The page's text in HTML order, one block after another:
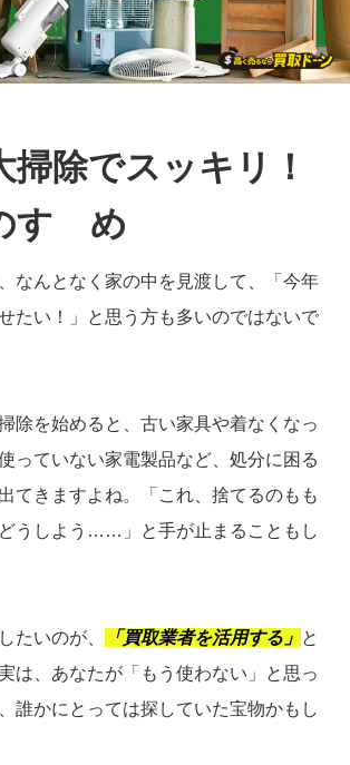
掃除でスッキリ！
すゝめ
なんとなく家の中を見渡して、「今年
たい！」と思う方も多いのではないで
除を始めると、古い家具や着なくなっ
っていない家電製品など、処分に困る
てきますよね。「これ、捨てるのもも
うしよう……」と手が止まることもし
たいのが、 「買取業者を活用する」 と
は、あなたが「もう使わない」と思っ
誰かにとっては探していた宝物かもし